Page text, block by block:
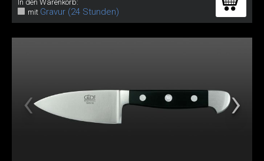
In den Warenkorb:
mit Gravur (24 Stunden)